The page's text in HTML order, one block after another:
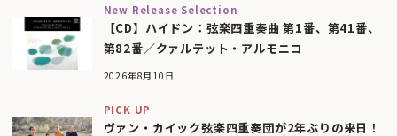
New Release Selection
【CD】ハイドン：弦楽四重奏曲 第1番、第41番、
第82番／クァルテット・アルモニコ
2026年8月10日
PICK UP
ヴァン・カイック弦楽四重奏団が2年ぶりの来日！